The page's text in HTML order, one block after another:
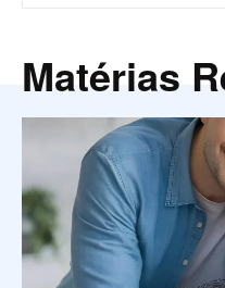
Matérias